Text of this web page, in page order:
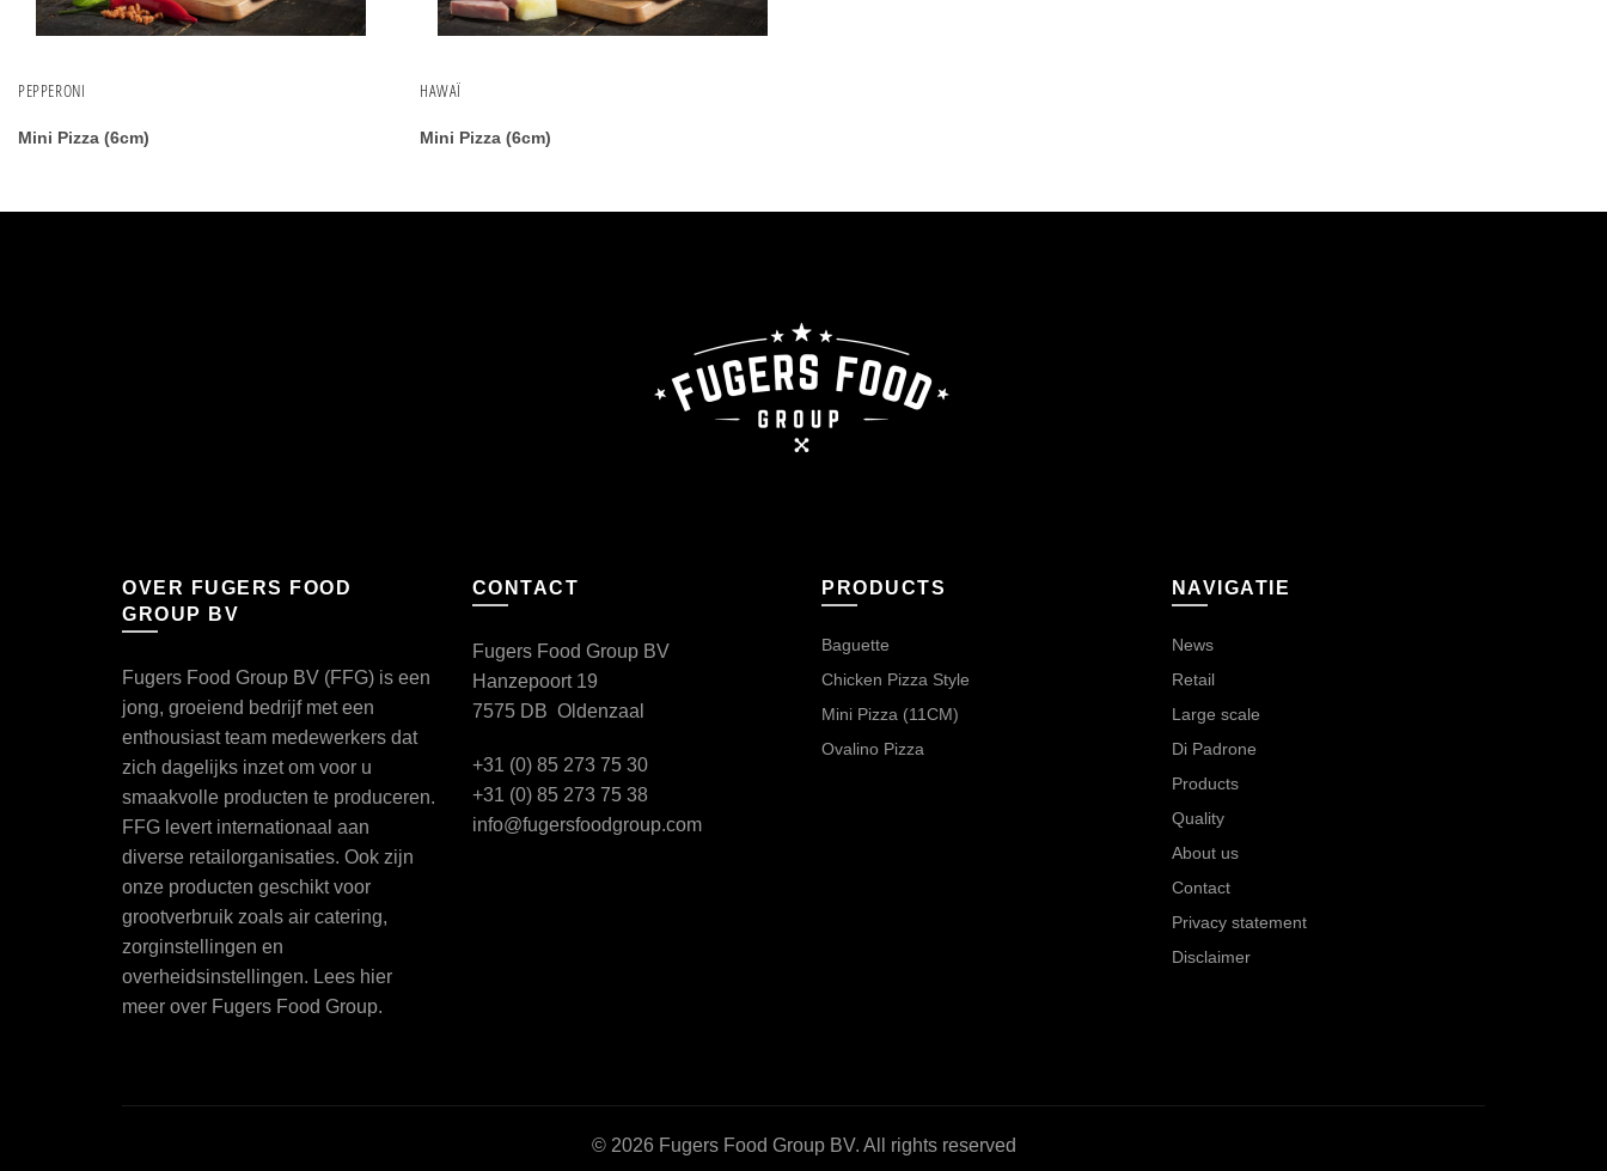
PEPPERONI
Mini Pizza (6cm)
HAWAÏ
Mini Pizza (6cm)
OVER FUGERS FOOD
GROUP BV
Fugers Food Group BV (FFG) is een
jong, groeiend bedrijf met een
enthousiast team medewerkers dat
zich dagelijks inzet om voor u
smaakvolle producten te produceren.
FFG levert internationaal aan
diverse retailorganisaties. Ook zijn
onze producten geschikt voor
grootverbruik zoals air catering,
zorginstellingen en
overheidsinstellingen. Lees hier
meer over Fugers Food Group.
CONTACT
Fugers Food Group BV
Hanzepoort 19
7575 DB Oldenzaal
+31 (0) 85 273 75 30
+31 (0) 85 273 75 38
info@fugersfoodgroup.com
PRODUCTS
Baguette
Chicken Pizza Style
Mini Pizza (11CM)
Ovalino Pizza
NAVIGATIE
News
Retail
Large scale
Di Padrone
Products
Quality
About us
Contact
Privacy statement
Disclaimer
© 2026 Fugers Food Group BV. All rights reserved